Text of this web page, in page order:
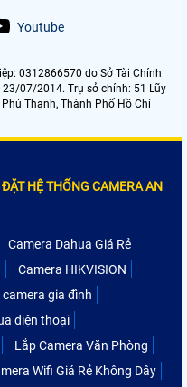
Youtube
0312866570 do Sở Tài Chính
23/07/2014. Trụ sở chính: 51 Lũy
Thạnh, Thành Phố Hồ Chí
HỆ THỐNG CAMERA AN
Camera Dahua Giá Rẻ
Camera HIKVISION
camera gia đình
điện thoại
Lắp Camera Văn Phòng
Wifi Giá Rẻ Không Dây